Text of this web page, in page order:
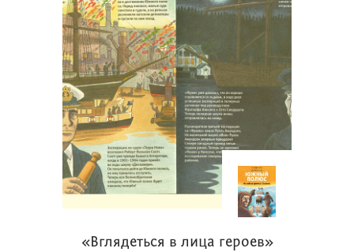
«Вглядеться в лица героев»